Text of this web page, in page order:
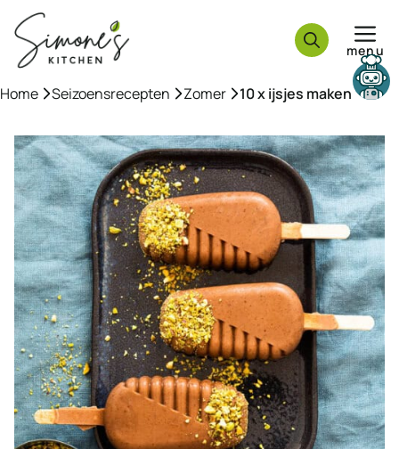
naar
inhoud
menu
Home »Seizoensrecepten »Zomer »10 x ijsjes maken
Need help?